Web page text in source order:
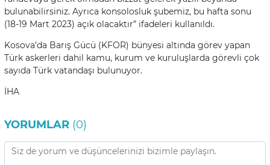
bulunabilirsiniz. Ayrıca konsolosluk şubemiz, bu hafta sonu
(18-19 Mart 2023) açık olacaktır” ifadeleri kullanıldı.
Kosova’da Barış Gücü (KFOR) bünyesi altında görev yapan
Türk askerleri dahil kamu, kurum ve kuruluşlarda görevli çok
sayıda Türk vatandaşı bulunuyor.
İHA
YORUMLAR (0)